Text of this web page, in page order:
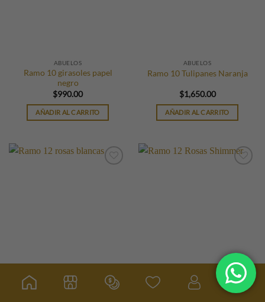
ABUELOS
Ramo 10 girasoles papel
negro
$990.00
AÑADIR AL CARRITO
ABUELOS
Ramo 10 Tulipanes Naranja
$1,650.00
AÑADIR AL CARRITO
Ramo 12 rosas blancas
620.00
Ramo 12 Rosas Shimmer
590.00